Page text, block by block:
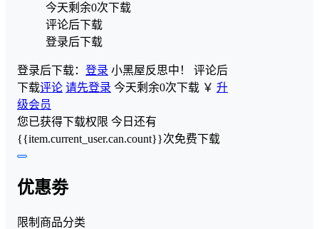
今天剩余0次下载
评论后下载
登录后下载
登录后下载： 登录 小黑屋反思中！ 评论后
下载评论 请先登录 今天剩余0次下载 ￥ 升
级会员
您已获得下载权限 今日还有
{{item.current_user.can.count}}次免费下载
优惠劵
限制商品分类